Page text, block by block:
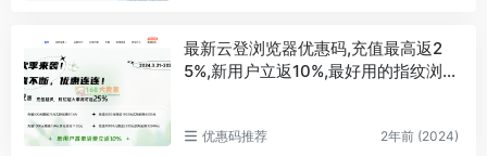
最新云登浏览器优惠码,充值最高返2
5%,新用户立返10%,最好用的指纹浏览
优惠码推荐 2年前 (2024)